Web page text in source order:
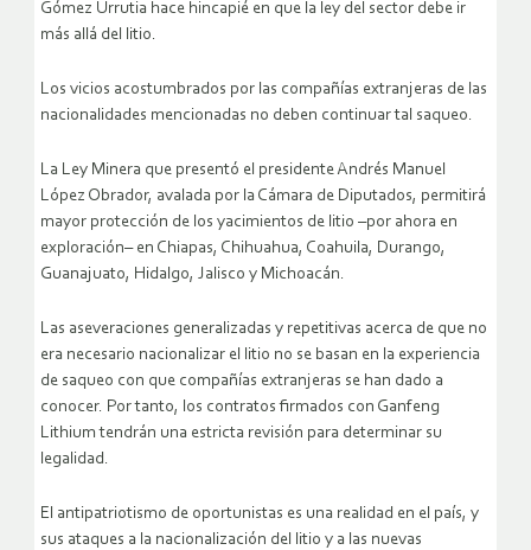
Gómez Urrutia hace hincapié en que la ley del sector debe ir
más allá del litio.
Los vicios acostumbrados por las compañías extranjeras de las
nacionalidades mencionadas no deben continuar tal saqueo.
La Ley Minera que presentó el presidente Andrés Manuel
López Obrador, avalada por la Cámara de Diputados, permitirá
mayor protección de los yacimientos de litio –por ahora en
exploración– en Chiapas, Chihuahua, Coahuila, Durango,
Guanajuato, Hidalgo, Jalisco y Michoacán.
Las aseveraciones generalizadas y repetitivas acerca de que no
era necesario nacionalizar el litio no se basan en la experiencia
de saqueo con que compañías extranjeras se han dado a
conocer. Por tanto, los contratos firmados con Ganfeng
Lithium tendrán una estricta revisión para determinar su
legalidad.
El antipatriotismo de oportunistas es una realidad en el país, y
sus ataques a la nacionalización del litio y a las nuevas